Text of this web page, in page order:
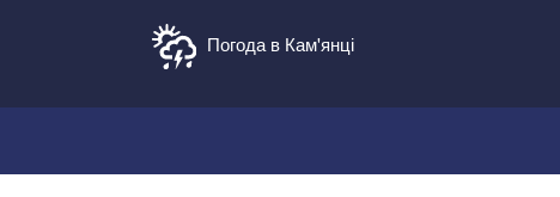
Погода в Кам'янці